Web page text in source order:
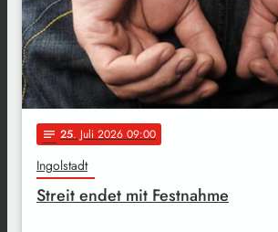
notes 25. Juli 2026 09:00
Ingolstadt
Streit endet mit Festnahme